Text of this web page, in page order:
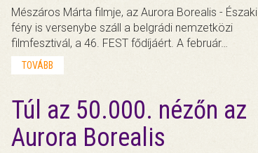
Mészáros Márta filmje, az Aurora Borealis - Északi
fény is versenybe száll a belgrádi nemzetközi
filmfesztivál, a 46. FEST fődíjáért. A február…
TOVÁBB
Túl az 50.000. nézőn az
Aurora Borealis